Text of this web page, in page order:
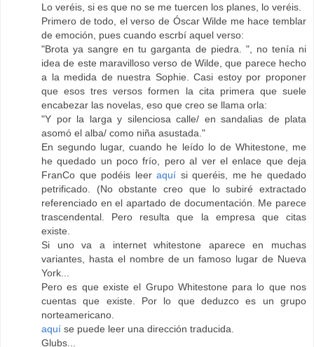
Lo veréis, si es que no se me tuercen los planes, lo veréis.
Primero de todo, el verso de Óscar Wilde me hace temblar
de emoción, pues cuando escrbí aquel verso:
"Brota ya sangre en tu garganta de piedra. ", no tenía ni
idea de este maravilloso verso de Wilde, que parece hecho
a la medida de nuestra Sophie. Casi estoy por proponer
que esos tres versos formen la cita primera que suele
encabezar las novelas, eso que creo se llama orla:
"Y por la larga y silenciosa calle/ en sandalias de plata
asomó el alba/ como niña asustada."
En segundo lugar, cuando he leído lo de Whitestone, me
he quedado un poco frío, pero al ver el enlace que deja
FranCo que podéis leeraquí si queréis, me he quedado
petrificado. (No obstante creo que lo subiré extractado
referenciado en el apartado de documentación. Me parece
trascendental. Pero resulta que la empresa que citas
existe.
Si uno va a internet whitestone aparece en muchas
variantes, hasta el nombre de un famoso lugar de Nueva
York...
Pero es que existe el Grupo Whitestone para lo que nos
cuentas que existe. Por lo que deduzco es un grupo
norteamericano.
aquí se puede leer una dirección traducida.
Glubs...